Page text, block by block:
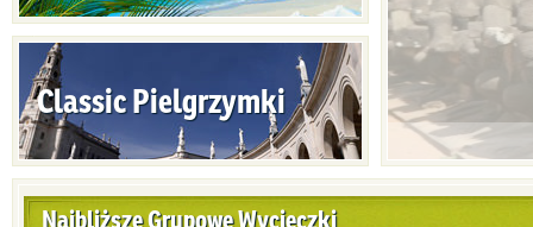
Classic Pielgrzymki
Najbliższe Grupowe Wycieczki